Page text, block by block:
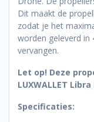
Dit maakt de
zodat je het
worden geleverd in
vervangen.
Let op! Deze
LUXWALLET
Specificaties: